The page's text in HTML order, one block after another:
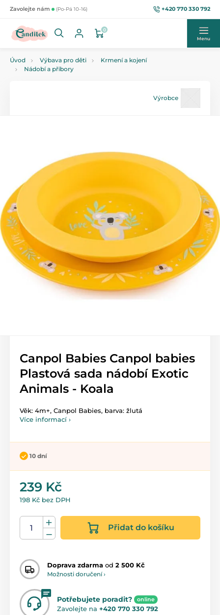
Zavolejte nám (Po-Pá 10-16) +420 770 330 792
0
Menu
Úvod Výbava pro děti
Krmení a kojení
Nádobí a příbory
Výrobce
Canpol Babies Canpol babies
Plastová sada nádobí Exotic
Animals - Koala
Věk: 4m+, Canpol Babies, barva: žlutá
Více informací ›
10 dní
239 Kč
198 Kč bez DPH
Přidat do košíku
Doprava zdarma od 2 500 Kč
Možnosti doručení ›
Potřebujete poradit? online
Zavolejte na +420 770 330 792